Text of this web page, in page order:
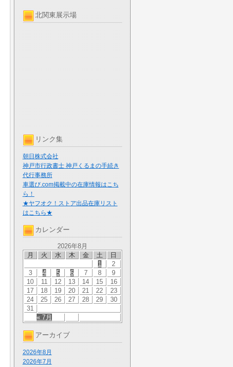
北関東展示場
リンク集
朝日株式会社
神戸市行政書士 神戸くるまの手続き
代行事務所
車選び.com掲載中の在庫情報はこち
ら！
★ヤフオク！ストア出品在庫リスト
はこちら★
カレンダー
2026年8月
月
火 水 木 金 土 日
« 7月
1
2
3
4 5 6 7 8
9
10
11 12 13 14 15
16
17
18 19 20 21 22
23
24
25 26 27 28 29
30
31
アーカイブ
2026年8月
2026年7月